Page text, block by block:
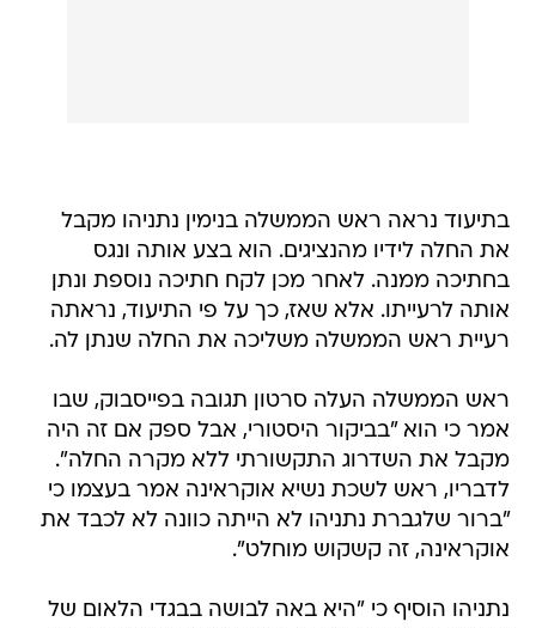
בתיעוד נראה ראש הממשלה בנימין נתניהו מקבל
את החלה לידיו מהנציגים. הוא בצע אותה ונגס
בחתיכה ממנה. לאחר מכן לקח חתיכה נוספת ונתן
אותה לרעייתו. אלא שאז, כך על פי התיעוד, נראתה
רעיית ראש הממשלה משליכה את החלה שנתן לה.
ראש הממשלה העלה סרטון תגובה בפייסבוק, שבו
אמר כי הוא "בביקור היסטורי, אבל ספק אם זה היה
מקבל את השדרוג התקשורתי ללא מקרה החלה".
לדבריו, ראש לשכת נשיא אוקראינה אמר בעצמו כי
"ברור שלגברת נתניהו לא הייתה כוונה לא לכבד את
אוקראינה, זה קשקוש מוחלט".
נתניהו הוסיף כי "היא באה לבושה בבגדי הלאום של